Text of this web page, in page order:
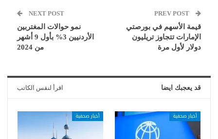
قيمة الأسهم في بورصتي
الإمارات تتجاوز تريليون
دولار لأول مرة
NEXT POST
نمو حوالات المغتربين
الأردنيين 3% بأول 9 أشهر
من 2024
قد يعجبك ايضا اقرأ لنفس الكاتب
أخبار صحفية أخبار صحفية